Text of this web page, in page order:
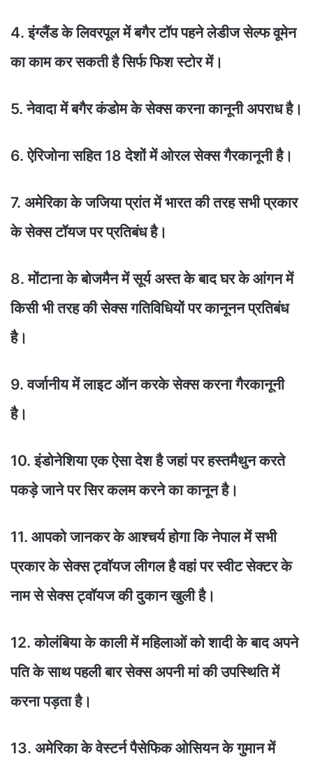
4. इंग्लैंड के लिवरपूल में बगैर टॉप पहने लेडीज सेल्फ वूमेन
का काम कर सकती है सिर्फ फिश स्टोर में।
5. नेवादा में बगैर कंडोम के सेक्स करना कानूनी अपराध है।
6. ऐरिजोना सहित 18 देशों में ओरल सेक्स गैरकानूनी है।
7. अमेरिका के जजिया प्रांत में भारत की तरह सभी प्रकार
के सेक्स टॉयज पर प्रतिबंध है।
8. मोंटाना के बोजमैन में सूर्य अस्त के बाद घर के आंगन में
किसी भी तरह की सेक्स गतिविधियों पर कानूनन प्रतिबंध
है।
9. वर्जानीय में लाइट ऑन करके सेक्स करना गैरकानूनी
है।
10. इंडोनेशिया एक ऐसा देश है जहां पर हस्तमैथुन करते
पकड़े जाने पर सिर कलम करने का कानून है।
11. आपको जानकर के आश्चर्य होगा कि नेपाल में सभी
प्रकार के सेक्स ट्वॉयज लीगल है वहां पर स्वीट सेक्टर के
नाम से सेक्स ट्वॉयज की दुकान खुली है।
12. कोलंबिया के काली में महिलाओं को शादी के बाद अपने
पति के साथ पहली बार सेक्स अपनी मां की उपस्थिति में
करना पड़ता है।
13. अमेरिका के वेस्टर्न पैसेफिक ओसियन के गुमान में